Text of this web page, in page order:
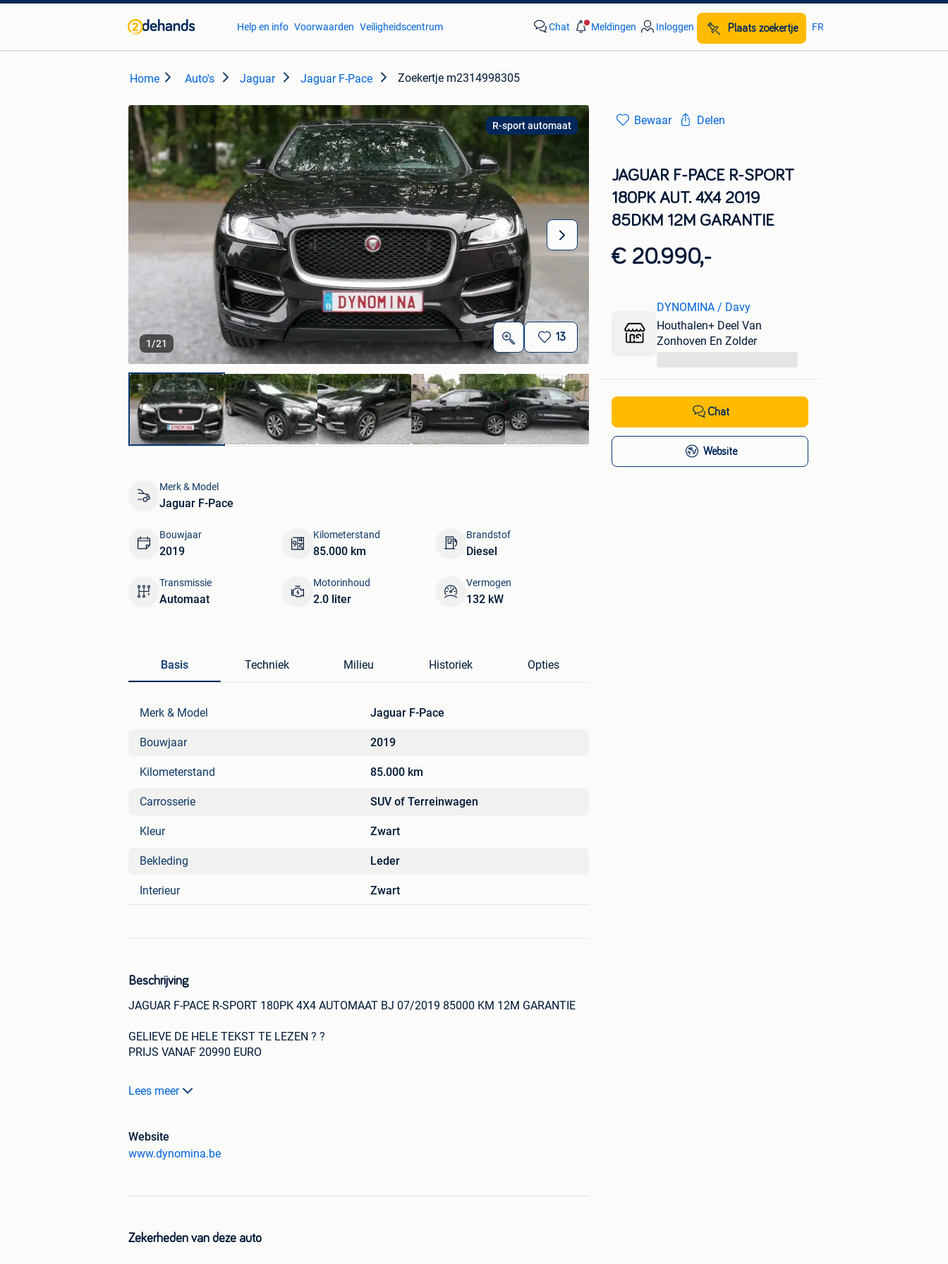
Help en info Voorwaarden Veiligheidscentrum Chat Meldingen Inloggen Plaats zoekertje FR
Home Auto's Jaguar Jaguar F-Pace Zoekertje m2314998305
R-sport automaat
1/21
13
Merk & Model
Jaguar F-Pace
Bouwjaar
2019
Kilometerstand
85.000 km
Brandstof
Diesel
Transmissie
Automaat
Motorinhoud
2.0 liter
Vermogen
132 kW
Basis Techniek Milieu Historiek Opties
Merk & Model Jaguar F-Pace
Bouwjaar 2019
Kilometerstand 85.000 km
Carrosserie SUV of Terreinwagen
Kleur Zwart
Bekleding Leder
Interieur Zwart
Beschrijving
JAGUAR F-PACE R-SPORT 180PK 4X4 AUTOMAAT BJ 07/2019 85000 KM 12M GARANTIE
GELIEVE DE HELE TEKST TE LEZEN ? ?
PRIJS VANAF 20990 EURO
!!!! DIT IS EEN BELGISCHE WAGEN VAN DE EERSTE EIGENAAR MET EEN CARPAS EN EEN
ONDERHOUDSBOEKJE EN 2 SLEUTELS... !!!
!!!!!!!!POUR FRANCAIS VOIR : www.dynomina.be/fr/te-koop
super lage co2 (160GR / EURO 6D) betaal je heel weinig inschrijving & tax
Lees meer
Website
www.dynomina.be
Zekerheden van deze auto
Bewaar Delen
JAGUAR F-PACE R-SPORT
180PK AUT. 4X4 2019
85DKM 12M GARANTIE
€ 20.990,-
DYNOMINA / Davy
Houthalen+ Deel Van
Zonhoven En Zolder
Chat
Website